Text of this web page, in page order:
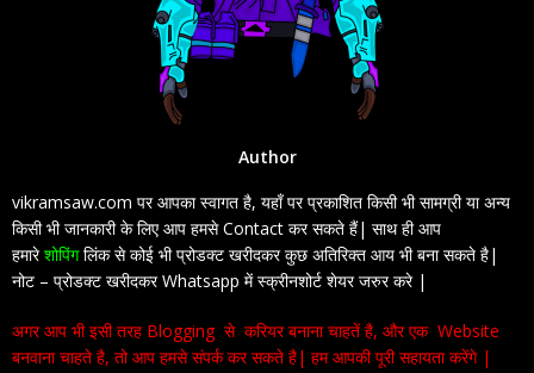
Author
vikramsaw.com पर आपका स्वागत है, यहाँ पर प्रकाशित किसी भी सामग्री या अन्य
किसी भी जानकारी के लिए आप हमसे Contact कर सकते हैं| साथ ही आप
हमारेशोपिंगलिंक से कोई भी प्रोडक्ट खरीदकर कुछ अतिरिक्त आय भी बना सकते है|
नोट – प्रोडक्ट खरीदकर Whatsapp में स्क्रीनशोर्ट शेयर जरुर करे |
अगर आप भी इसी तरह Blogging से करियर बनाना चाहतें है, और एक Website
बनवाना चाहते है, तो आप हमसे संपर्क कर सकते है| हम आपकी पूरी सहायता करेंगे |